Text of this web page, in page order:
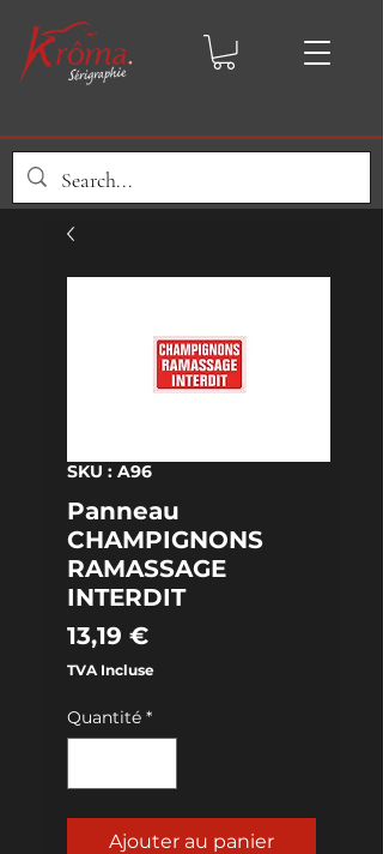
SKU : A96
Panneau
CHAMPIGNONS
RAMASSAGE
INTERDIT
13,19 €Prix
TVA Incluse
Quantité *
Ajouter au panier